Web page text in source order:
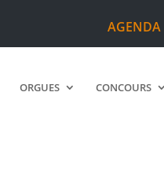
AGENDA
ORGUES CONCOURS